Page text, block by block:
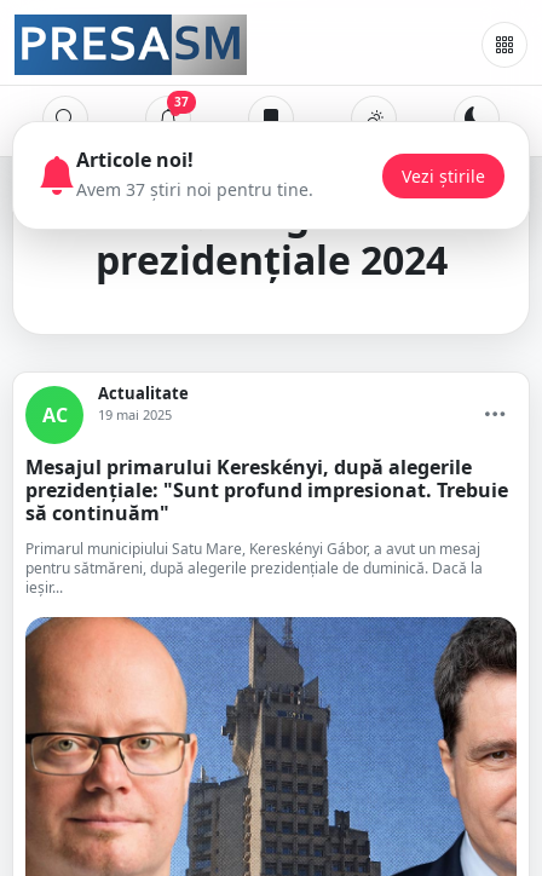
37
alegeri
prezidențiale 2024
AC
Actualitate
19 mai 2025
Mesajul primarului Kereskényi, după alegerile
prezidențiale: "Sunt profund impresionat. Trebuie
să continuăm"
Primarul municipiului Satu Mare, Kereskényi Gábor, a avut un mesaj
pentru sătmăreni, după alegerile prezidențiale de duminică. Dacă la
ieșir...